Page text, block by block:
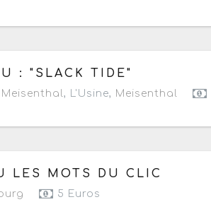
20 septembre 2026
: "SLACK TIDE"
, L'Usine, Meisenthal
25 août 2026 à partir de 18h
LES MOTS DU CLIC
5 Euros